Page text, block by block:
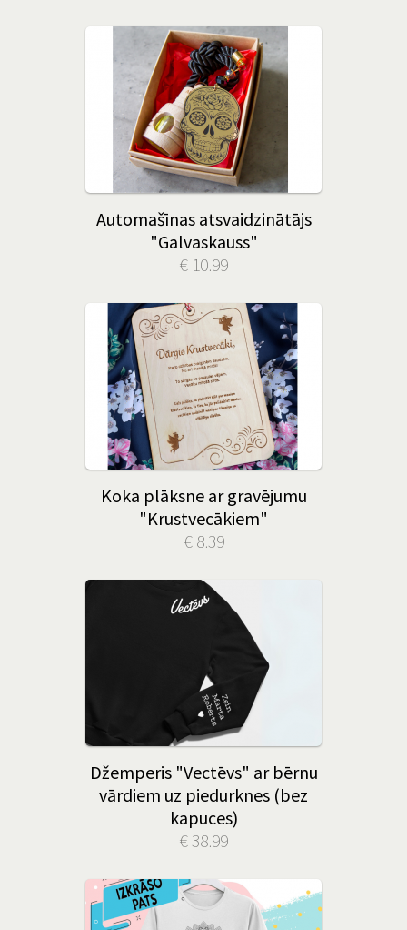
Automašīnas atsvaidzinātājs
"Galvaskauss"
€ 10.99
Koka plāksne ar gravējumu
"Krustvecākiem"
€ 8.39
Džemperis "Vectēvs" ar bērnu
vārdiem uz piedurknes (bez
kapuces)
€ 38.99